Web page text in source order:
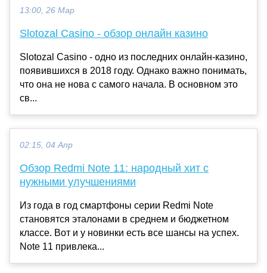
13:00, 26 Мар
Slotozal Casino - обзор онлайн казино
Slotozal Casino - одно из последних онлайн-казино,
появившихся в 2018 году. Однако важно понимать,
что она не нова с самого начала. В основном это
св...
02:15, 04 Апр
Обзор Redmi Note 11: народный хит с
нужными улучшениями
Из года в год смартфоны серии Redmi Note
становятся эталонами в среднем и бюджетном
классе. Вот и у новинки есть все шансы на успех.
Note 11 привлека...